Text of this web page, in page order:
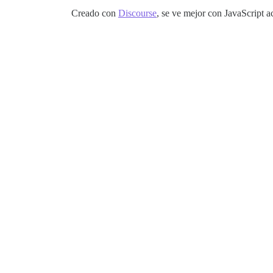
Creado con Discourse, se ve mejor con JavaScript